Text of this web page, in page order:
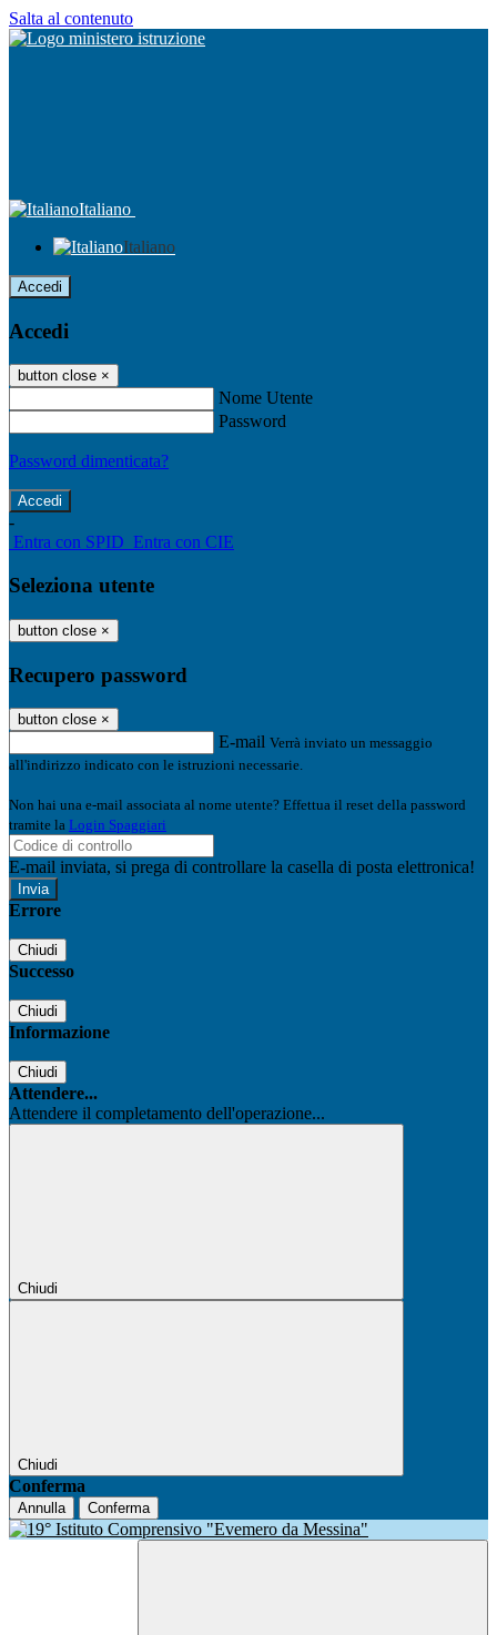
Salta al contenuto
Italiano
Italiano
Accedi
Accedi
button close ×
Nome Utente
Password
Password dimenticata?
-
Entra con SPID Entra con CIE
Seleziona utente
button close ×
Recupero password
button close ×
E-mail Verrà inviato un messaggio
all'indirizzo indicato con le istruzioni necessarie.
Non hai una e-mail associata al nome utente? Effettua il reset della password
tramite la Login Spaggiari
E-mail inviata, si prega di controllare la casella di posta elettronica!
Errore
Chiudi
Successo
Chiudi
Informazione
Chiudi
Attendere...
Attendere il completamento dell'operazione...
Chiudi
Chiudi
Conferma
Annulla Conferma